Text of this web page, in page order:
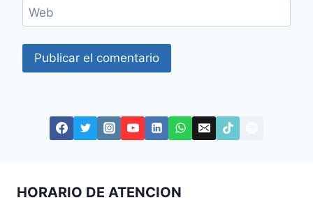
Web
HORARIO DE ATENCION